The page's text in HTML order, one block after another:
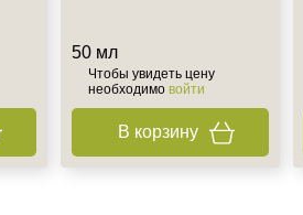
50 мл
Чтобы увидеть цену
необходимо войти
В корзину